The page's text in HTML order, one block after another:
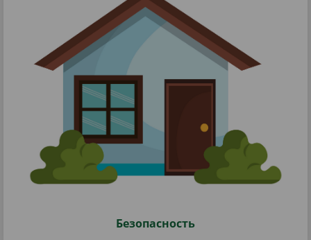
Безопасность